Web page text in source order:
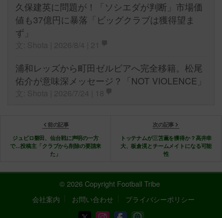
久保建英に問題が！「ソシエダが判断」市場価
値も37億円に暴落「ビッグクラブは獲得望ま
ず」
浦和レッズから町田ゼルビアへ完全移籍。松尾
佑介が意味深メッセージ？「NOT VIOLENCE」
前の記事
ジュビロ磐田、仙台戦に声明の一方
で…投稿主「クラブから削除の要請来
た」
次の記事
トッテナムが三笘薫を獲得か？高井幸
大、板倉滉とチームメイトになる可能
性
© 2026 Copyright Football Tribe
会社案内
お問い合わせ プライバシーポリシー